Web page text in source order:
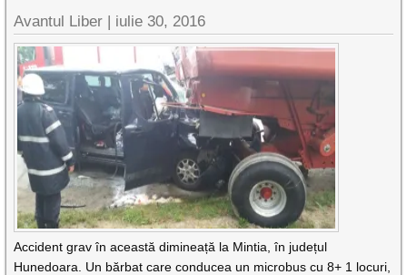
Avantul Liber | iulie 30, 2016
Accident grav în această dimineață la Mintia, în județul
Hunedoara. Un bărbat care conducea un microbus cu 8+ 1 locuri,